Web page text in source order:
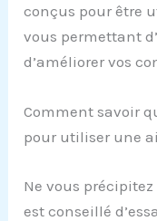
conçus pour être
vous permettant
d’améliorer vos
Comment savoir
pour utiliser une
Ne vous
est conseillé